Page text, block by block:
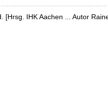
IHK Aachen ... Autor